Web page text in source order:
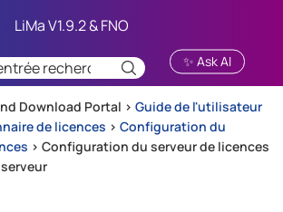
Passer au contenu principal
✨ Ask AI
Download Portal > Guide de l'utilisateur
de licences > Configuration du
> Configuration du serveur de licences